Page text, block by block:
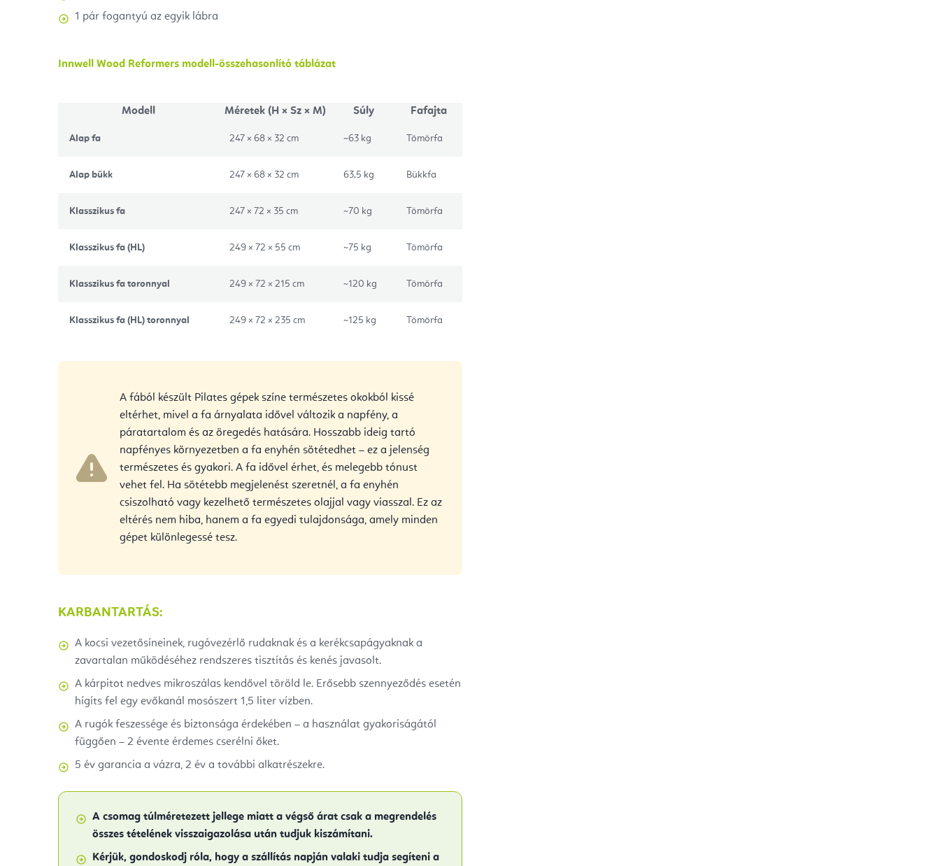
1 pár fogantyú az egyik lábra
Innwell Wood Reformers modell-összehasonlító táblázat
Modell Méretek (H × Sz × M) Súly Fafajta
Alap fa 247 × 68 × 32 cm ~63 kg Tömörfa
Alap bükk 247 × 68 × 32 cm 63,5 kg Bükkfa
Klasszikus fa 247 × 72 × 35 cm ~70 kg Tömörfa
Klasszikus fa (HL) 249 × 72 × 55 cm ~75 kg Tömörfa
Klasszikus fa toronnyal 249 × 72 × 215 cm ~120 kg Tömörfa
Klasszikus fa (HL) toronnyal 249 × 72 × 235 cm ~125 kg Tömörfa
A fából készült Pilates gépek színe természetes okokból kissé
eltérhet, mivel a fa árnyalata idővel változik a napfény, a
páratartalom és az öregedés hatására. Hosszabb ideig tartó
napfényes környezetben a fa enyhén sötétedhet – ez a jelenség
természetes és gyakori. A fa idővel érhet, és melegebb tónust
vehet fel. Ha sötétebb megjelenést szeretnél, a fa enyhén
csiszolható vagy kezelhető természetes olajjal vagy viasszal. Ez az
eltérés nem hiba, hanem a fa egyedi tulajdonsága, amely minden
gépet különlegessé tesz.
KARBANTARTÁS:
A kocsi vezetősíneinek, rugóvezérlő rudaknak és a kerékcsapágyaknak a
zavartalan működéséhez rendszeres tisztítás és kenés javasolt.
A kárpitot nedves mikroszálas kendővel töröld le. Erősebb szennyeződés esetén
hígíts fel egy evőkanál mosószert 1,5 liter vízben.
A rugók feszessége és biztonsága érdekében – a használat gyakoriságától
függően – 2 évente érdemes cserélni őket.
5 év garancia a vázra, 2 év a további alkatrészekre.
A csomag túlméretezett jellege miatt a végső árat csak a megrendelés
összes tételének visszaigazolása után tudjuk kiszámítani.
Kérjük, gondoskodj róla, hogy a szállítás napján valaki tudja segíteni a